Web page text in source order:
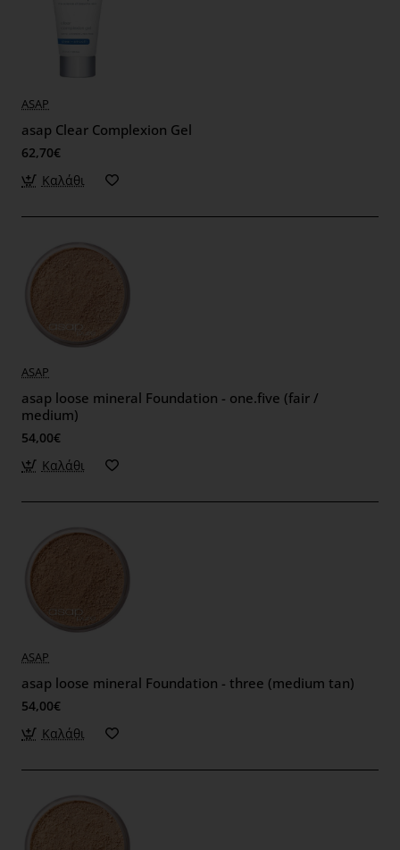
ASAP
asap Clear Complexion Gel
62,70€
Καλάθι
ASAP
asap loose mineral Foundation - one.five (fair /
medium)
54,00€
Καλάθι
ASAP
asap loose mineral Foundation - three (medium tan)
54,00€
Καλάθι